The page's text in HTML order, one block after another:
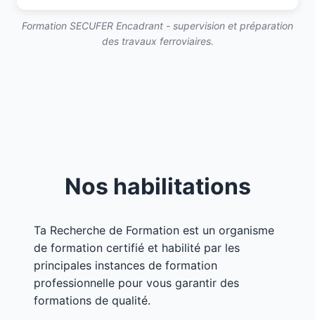
Formation SECUFER Encadrant - supervision et préparation
des travaux ferroviaires.
Nos habilitations
Ta Recherche de Formation est un organisme
de formation certifié et habilité par les
principales instances de formation
professionnelle pour vous garantir des
formations de qualité.